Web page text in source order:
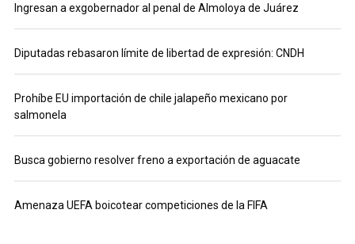
Ingresan a exgobernador al penal de Almoloya de Juárez
Diputadas rebasaron límite de libertad de expresión: CNDH
Prohíbe EU importación de chile jalapeño mexicano por
salmonela
Busca gobierno resolver freno a exportación de aguacate
Amenaza UEFA boicotear competiciones de la FIFA